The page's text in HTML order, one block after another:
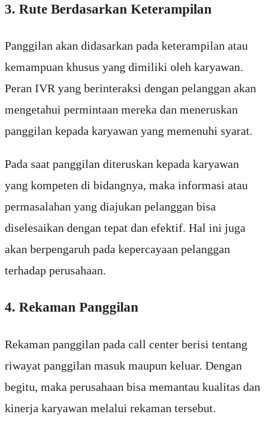
3. Rute Berdasarkan Keterampilan
Panggilan akan didasarkan pada keterampilan atau
kemampuan khusus yang dimiliki oleh karyawan.
Peran IVR yang berinteraksi dengan pelanggan akan
mengetahui permintaan mereka dan meneruskan
panggilan kepada karyawan yang memenuhi syarat.
Pada saat panggilan diteruskan kepada karyawan
yang kompeten di bidangnya, maka informasi atau
permasalahan yang diajukan pelanggan bisa
diselesaikan dengan tepat dan efektif. Hal ini juga
akan berpengaruh pada kepercayaan pelanggan
terhadap perusahaan.
4. Rekaman Panggilan
Rekaman panggilan pada call center berisi tentang
riwayat panggilan masuk maupun keluar. Dengan
begitu, maka perusahaan bisa memantau kualitas dan
kinerja karyawan melalui rekaman tersebut.